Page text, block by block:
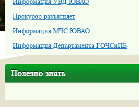
Прокурор разъясняет
Информация МЧС ЮВАО
Информация Департамента ГОЧСиПБ
Полезно знать